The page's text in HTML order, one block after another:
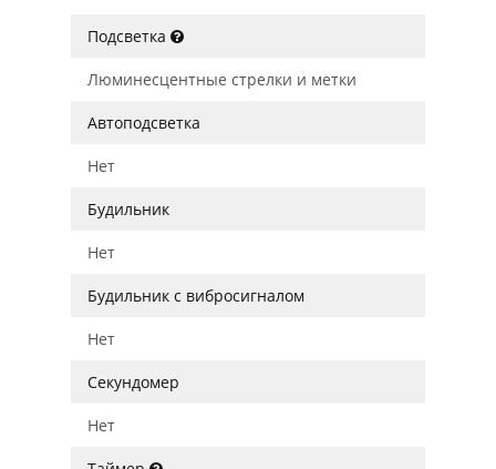
Подсветка
Люминесцентные стрелки и метки
Автоподсветка
Нет
Будильник
Нет
Будильник с вибросигналом
Нет
Секундомер
Нет